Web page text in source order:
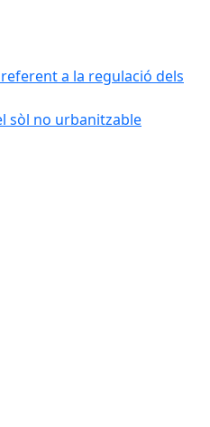
a la regulació dels
sòl no urbanitzable